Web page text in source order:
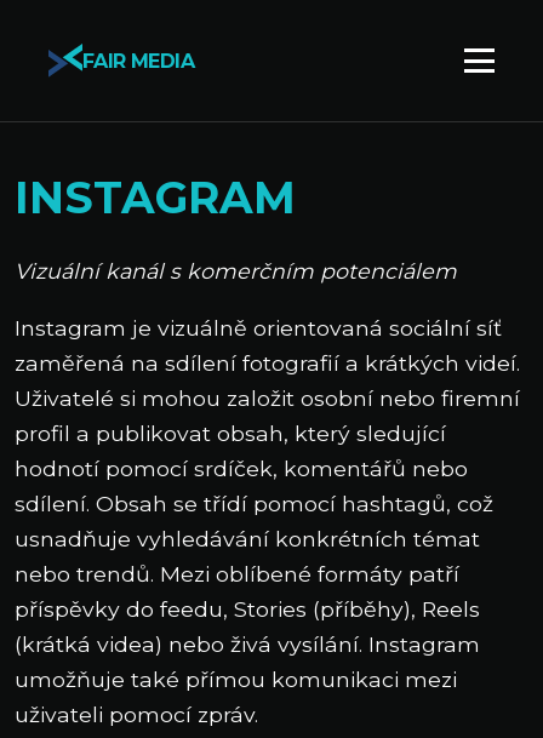
FAIR MEDIA
INSTAGRAM
Vizuální kanál s komerčním potenciálem
Instagram je vizuálně orientovaná sociální síť
zaměřená na sdílení fotografií a krátkých videí.
Uživatelé si mohou založit osobní nebo firemní
profil a publikovat obsah, který sledující
hodnotí pomocí srdíček, komentářů nebo
sdílení. Obsah se třídí pomocí hashtagů, což
usnadňuje vyhledávání konkrétních témat
nebo trendů. Mezi oblíbené formáty patří
příspěvky do feedu, Stories (příběhy), Reels
(krátká videa) nebo živá vysílání. Instagram
umožňuje také přímou komunikaci mezi
uživateli pomocí zpráv.